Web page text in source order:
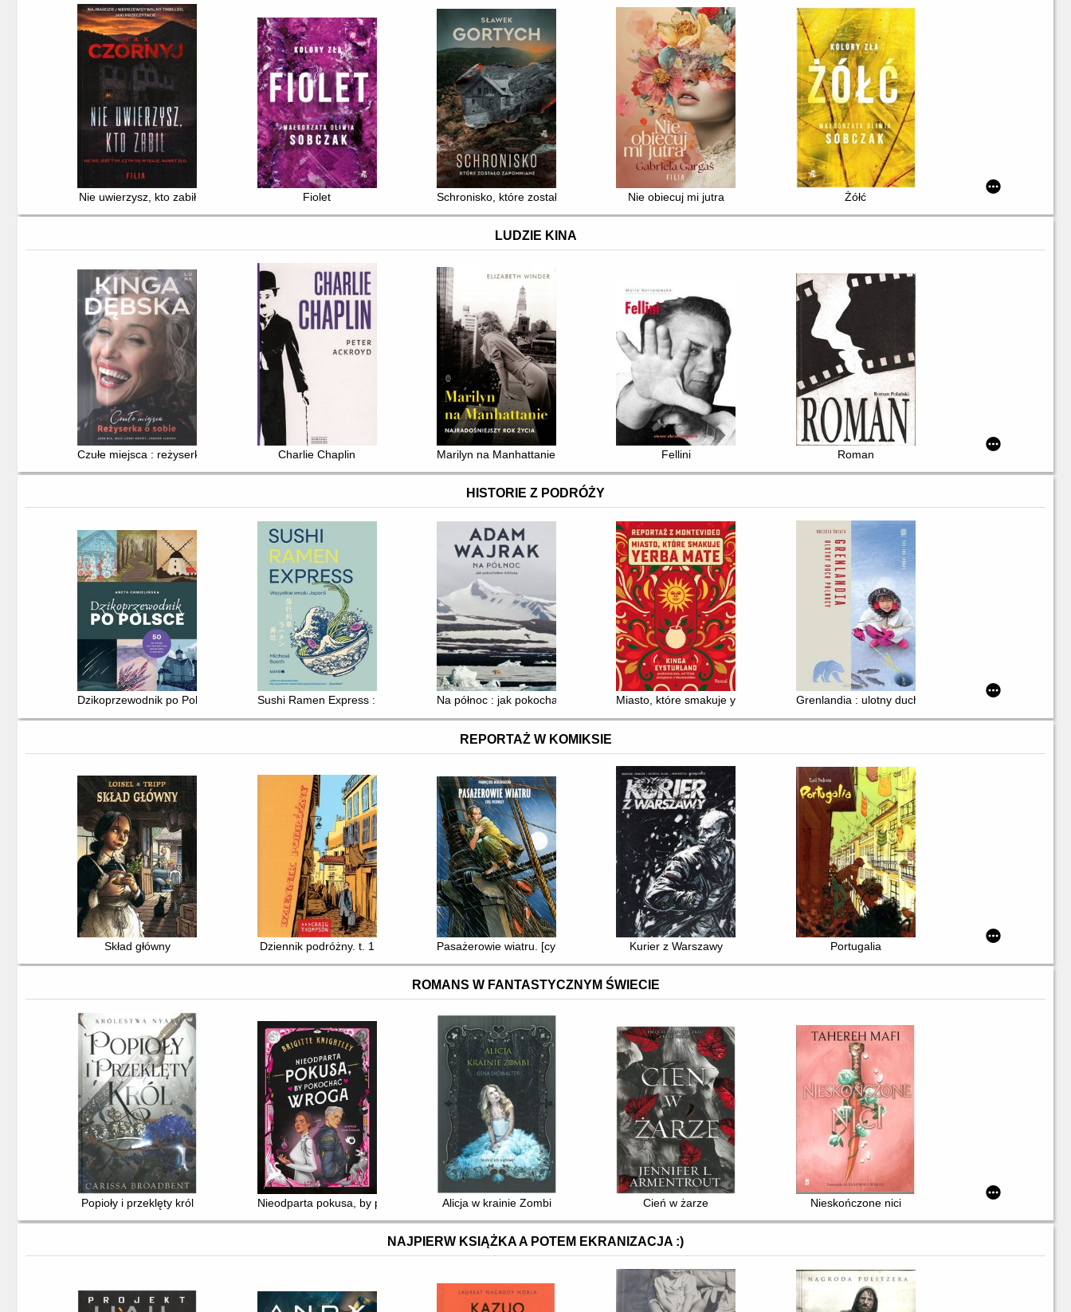
Nie uwierzysz, kto zabił Fiolet Schronisko, które zostało zapomnianeNie obiecuj mi jutra Żółć
LUDZIE KINA
Czułe miejsca : reżyserka o sobie Charlie Chaplin Marilyn na Manhattanie : najradośniejszy rok życia
Fellini Roman
HISTORIE Z PODRÓŻY
Dzikoprzewodnik po Polsce : 50 wypraw dla wielbicieli opowieści o naturze
Sushi Ramen Express : wszystkie smaki JaponiiNa północ : jak pokochałem Arktykę Miasto, które smakuje yerba mate : reportaż z Montevideo
Grenlandia : ulotny duch północy
REPORTAŻ W KOMIKSIE
Skład główny Dziennik podróżny. t. 1 Pasażerowie wiatru. [cykl 1] Kurier z Warszawy Portugalia
ROMANS W FANTASTYCZNYM ŚWIECIE
Popioły i przeklęty król Nieodparta pokusa, by pokochać wrogaAlicja w krainie Zombi Cień w żarze Nieskończone nici
NAJPIERW KSIĄŻKA A POTEM EKRANIZACJA :)